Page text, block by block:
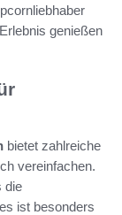
genießen
bietet zahlreiche
vereinfachen.
die
ist besonders